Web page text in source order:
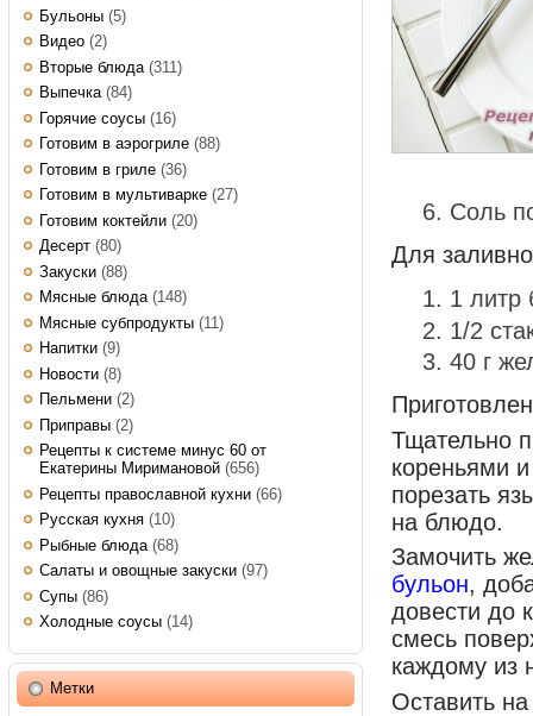
Бульоны (5)
Видео (2)
Вторые блюда (311)
Выпечка(84)
Горячие соусы (16)
Готовим в аэрогриле (88)
Готовим в гриле (36)
Готовим в мультиварке (27)
Готовим коктейли (20)
Десерт (80)
Закуски (88)
Мясные блюда(148)
Мясные субпродукты (11)
Напитки (9)
Новости (8)
Пельмени (2)
Приправы (2)
Рецепты к системе минус 60 от
Екатерины Миримановой (656)
Рецепты православной кухни (66)
Русская кухня (10)
Рыбные блюда (68)
Салаты и овощные закуски (97)
Супы (86)
Холодные соусы (14)
Метки
Соль
Для
1 литр
1/2
40 г
Тщательно
кореньями
порезать
на блюдо.
Замочить
бульон,
довести до
смесь
каждому из
Оставить